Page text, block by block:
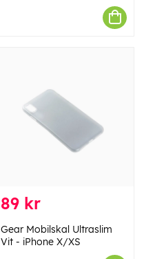
89 kr
Gear Mobilskal Ultraslim
Vit - iPhone X/XS